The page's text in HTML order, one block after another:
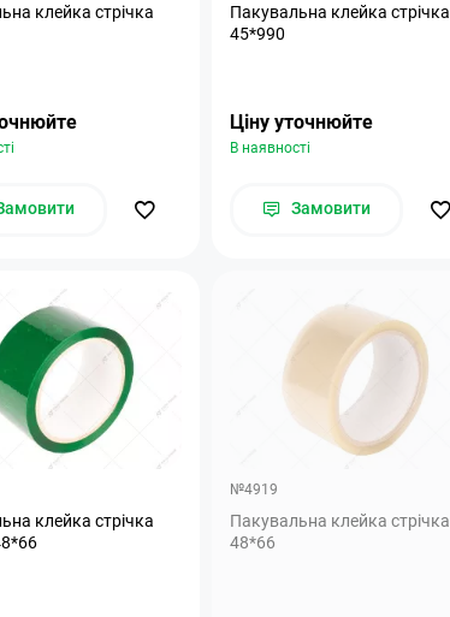
клейка стрічка
Пакувальна клейка стрічка
45*990
Ціну уточнюйте
В наявності
Замовити
клейка стрічка
№4919
Пакувальна клейка стрічка
48*66